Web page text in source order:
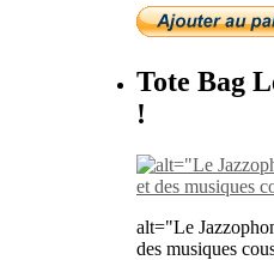
Tote Bag
!
alt="Le
des musiques